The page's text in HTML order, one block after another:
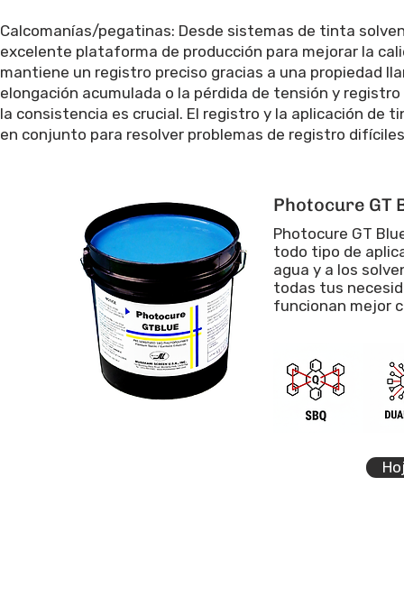
Calcomanías/pegatinas: Desde sistemas de tinta
excelente plataforma de producción para mejorar la
mantiene un registro preciso gracias a una propiedad
elongación acumulada o la pérdida de tensión y
la consistencia es crucial. El registro y la aplicación de
en conjunto para resolver problemas de registro
Photocure GT
Photocure GT
todo tipo de
agua y a los
todas tus
funcionan mejor